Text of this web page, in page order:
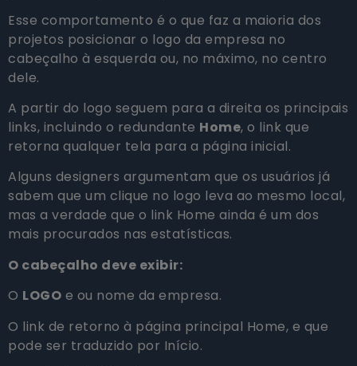
Esse comportamento é o que faz a maioria dos
projetos posicionar o logo da empresa no
cabeçalho à esquerda ou, no máximo, no centro
dele.
A partir do logo seguem para a direita os principais
links, incluindo o redundante Home, o link que
retorna qualquer tela para a página inicial.
Alguns designers argumentam que os usuários já
sabem que um clique no logo leva ao mesmo local,
mas a verdade que o link Home ainda é um dos
mais procurados nas estatísticas.
O cabeçalho deve exibir:
O LOGO e ou nome da empresa.
O link de retorno à página principal Home, e que
pode ser traduzido por Início.